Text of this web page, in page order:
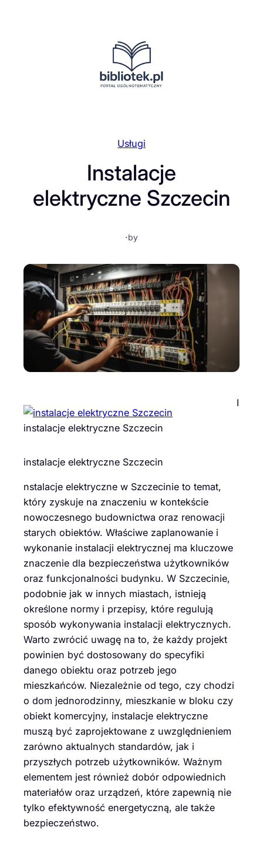
Usługi
Instalacje
elektryczne Szczecin
·by
instalacje elektryczne Szczecin
instalacje elektryczne Szczecin
I
nstalacje elektryczne w Szczecinie to temat,
który zyskuje na znaczeniu w kontekście
nowoczesnego budownictwa oraz renowacji
starych obiektów. Właściwe zaplanowanie i
wykonanie instalacji elektrycznej ma kluczowe
znaczenie dla bezpieczeństwa użytkowników
oraz funkcjonalności budynku. W Szczecinie,
podobnie jak w innych miastach, istnieją
określone normy i przepisy, które regulują
sposób wykonywania instalacji elektrycznych.
Warto zwrócić uwagę na to, że każdy projekt
powinien być dostosowany do specyfiki
danego obiektu oraz potrzeb jego
mieszkańców. Niezależnie od tego, czy chodzi
o dom jednorodzinny, mieszkanie w bloku czy
obiekt komercyjny, instalacje elektryczne
muszą być zaprojektowane z uwzględnieniem
zarówno aktualnych standardów, jak i
przyszłych potrzeb użytkowników. Ważnym
elementem jest również dobór odpowiednich
materiałów oraz urządzeń, które zapewnią nie
tylko efektywność energetyczną, ale także
bezpieczeństwo.